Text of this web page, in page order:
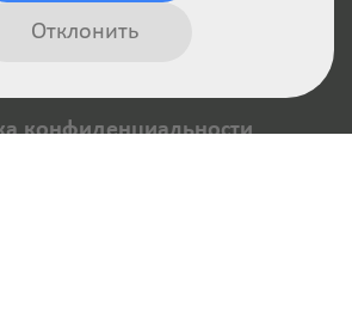
конфиденциальности
Отклонить